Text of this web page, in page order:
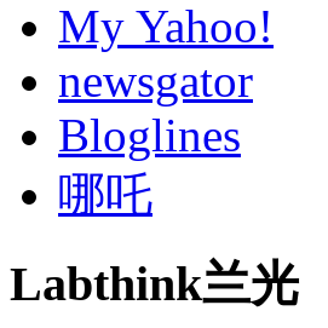
My Yahoo!
newsgator
Bloglines
哪吒
Labthink兰光